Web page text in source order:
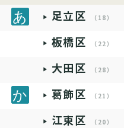
足立区 （18）
板橋区 （22）
大田区 （28）
葛飾区 （21）
江東区 （20）